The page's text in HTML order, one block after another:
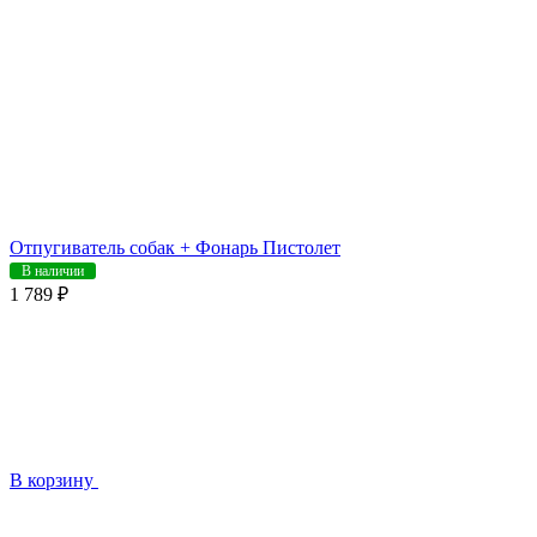
Отпугиватель собак + Фонарь Пистолет
В наличии
1 789 ₽
В корзину